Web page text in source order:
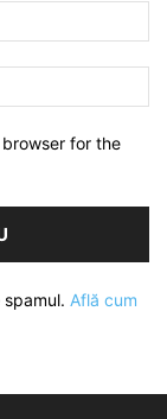
for the
Află cum